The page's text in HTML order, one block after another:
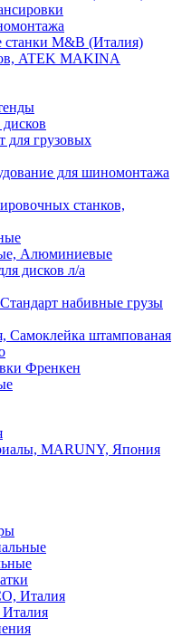
M&B (Италия)
ATEK MAKINA
для грузовых
для шиномонтажа
станков,
Алюминиевые
дисков л/а
набивные грузы
Самоклейка штампованая
Френкен
MARUNY, Япония
Италия